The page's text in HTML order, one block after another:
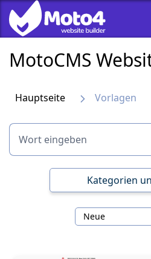
MotoCMS
Hauptseite Vorlagen
Kategorien
Neue